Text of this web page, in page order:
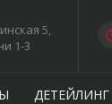
5,
1-3
ДЕТЕЙЛИНГ